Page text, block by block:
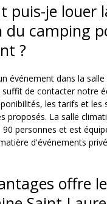
puis-je louer
du camping
?
événement dans la
suffit de contacter notre
les tarifs et les
proposés. La salle
90 personnes et est
d'événements
offre